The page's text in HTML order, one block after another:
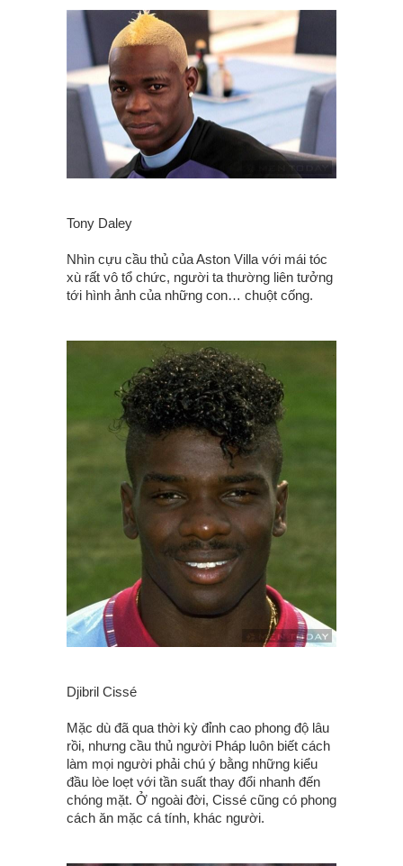
Tony Daley
Nhìn cựu cầu thủ của Aston Villa với mái tóc
xù rất vô tổ chức, người ta thường liên tưởng
tới hình ảnh của những con… chuột cống.
Djibril Cissé
Mặc dù đã qua thời kỳ đỉnh cao phong độ lâu
rồi, nhưng cầu thủ người Pháp luôn biết cách
làm mọi người phải chú ý bằng những kiểu
đầu lòe loẹt với tần suất thay đổi nhanh đến
chóng mặt. Ở ngoài đời, Cissé cũng có phong
cách ăn mặc cá tính, khác người.